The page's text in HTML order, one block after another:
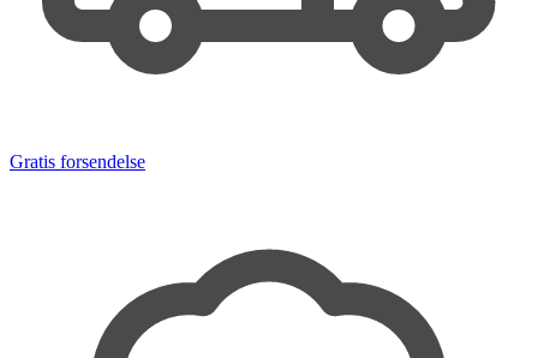
Gratis forsendelse